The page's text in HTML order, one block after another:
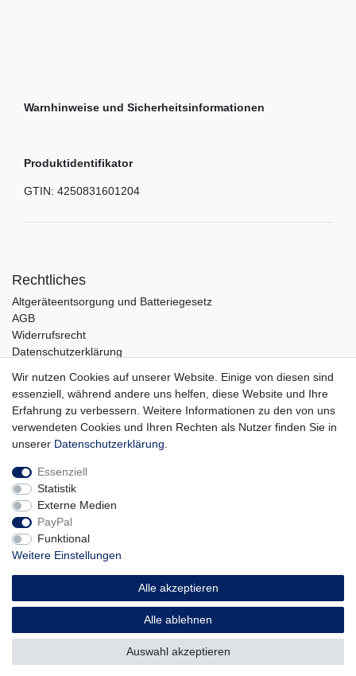
Warnhinweise und Sicherheitsinformationen
Produktidentifikator
GTIN: 4250831601204
Rechtliches
Altgeräteentsorgung und Batteriegesetz
AGB
Widerrufsrecht
Datenschutzerklärung
Impressum
Service
Zahlungsarten
Lieferung und Abholung
Unternehmen
Über uns
Karriere
Kontakt
Vertrag widerrufen
Wir nutzen Cookies auf unserer Website. Einige von diesen sind
essenziell, während andere uns helfen, diese Website und Ihre
Erfahrung zu verbessern. Weitere Informationen zu den von uns
verwendeten Cookies und Ihren Rechten als Nutzer finden Sie in
unserer Daten­schutz­erklärung
Essenziell
Statistik
Externe Medien
PayPal
Funktional
Weitere Einstellungen
Alle akzeptieren
Alle ablehnen
Auswahl akzeptieren